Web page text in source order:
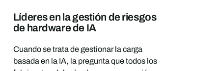
Líderes en la gestión de riesgos
de hardware de IA
Cuando se trata de gestionar la carga
basada en la IA, la pregunta que todos los